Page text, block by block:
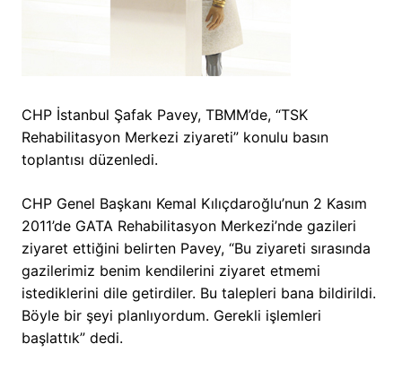
CHP İstanbul Şafak Pavey, TBMM’de, “TSK
Rehabilitasyon Merkezi ziyareti” konulu basın
toplantısı düzenledi.
CHP Genel Başkanı Kemal Kılıçdaroğlu’nun 2 Kasım
2011’de GATA Rehabilitasyon Merkezi’nde gazileri
ziyaret ettiğini belirten Pavey, “Bu ziyareti sırasında
gazilerimiz benim kendilerini ziyaret etmemi
istediklerini dile getirdiler. Bu talepleri bana bildirildi.
Böyle bir şeyi planlıyordum. Gerekli işlemleri
başlattık” dedi.